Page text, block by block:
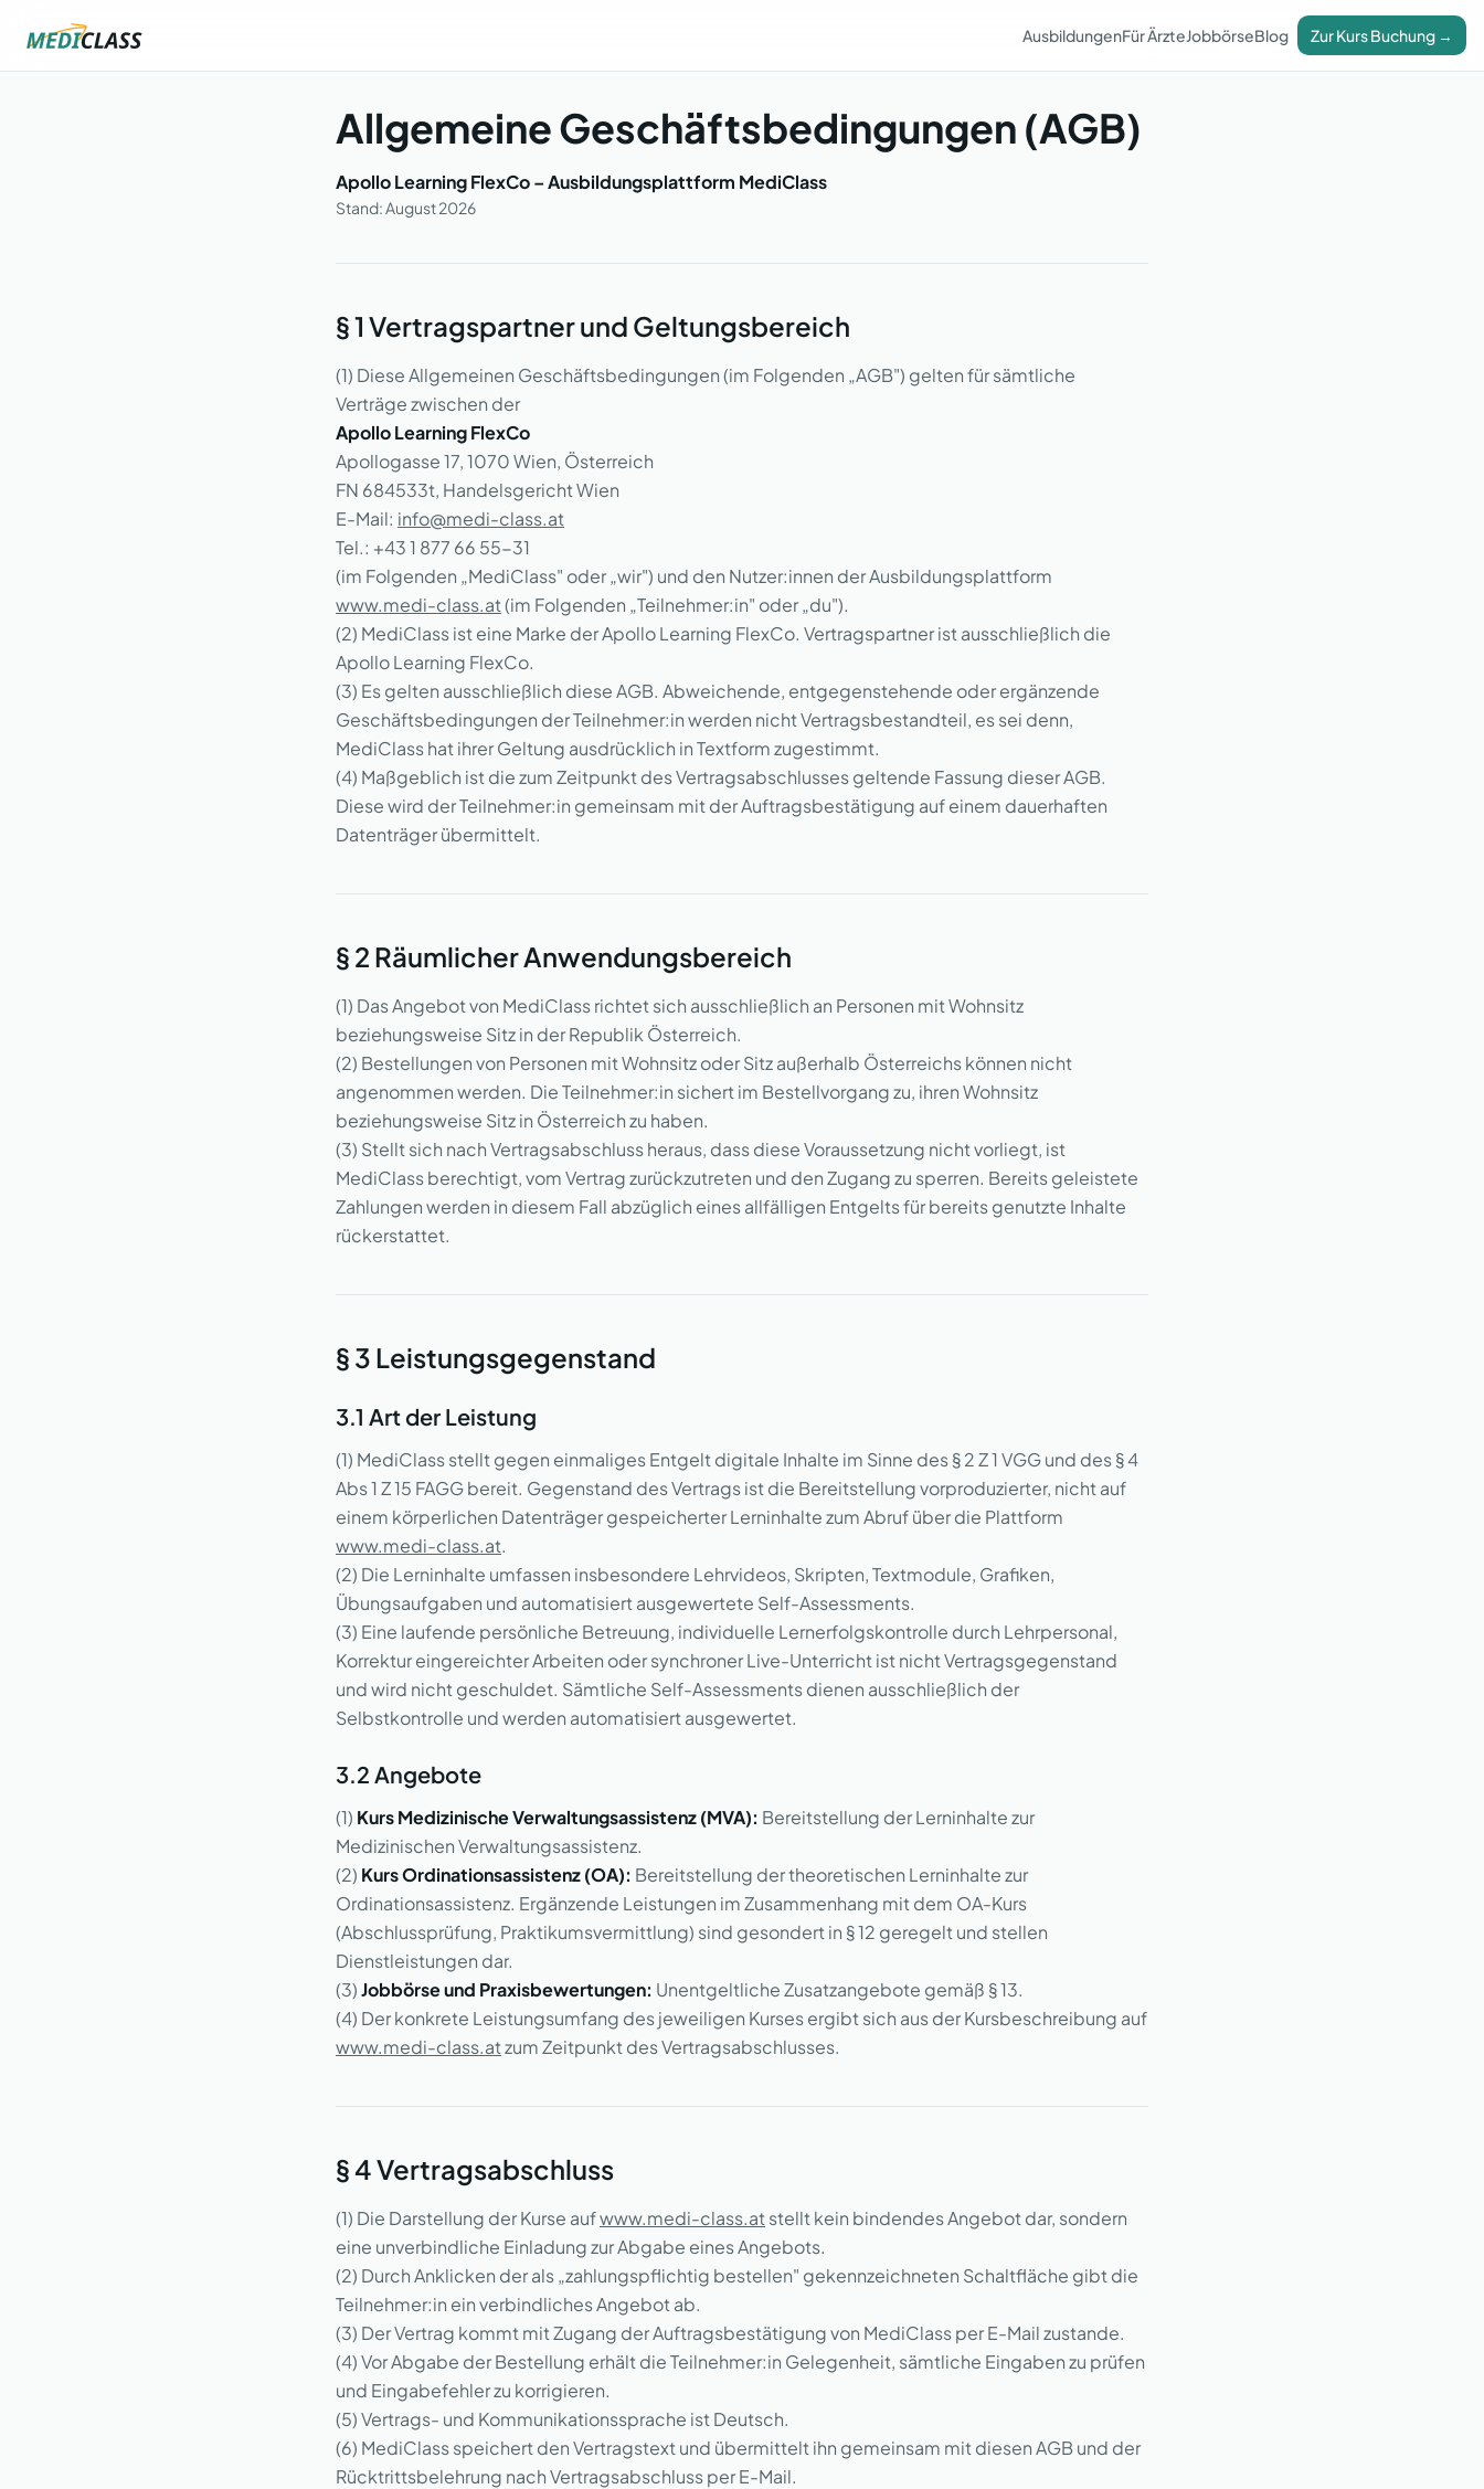
AusbildungenFür ÄrzteJobbörseBlog Zur Kurs Buchung →
Allgemeine Geschäftsbedingungen (AGB)
Apollo Learning FlexCo – Ausbildungsplattform MediClass
Stand: August 2026
§ 1 Vertragspartner und Geltungsbereich
(1) Diese Allgemeinen Geschäftsbedingungen (im Folgenden „AGB") gelten für sämtliche
Verträge zwischen der
Apollo Learning FlexCo
Apollogasse 17, 1070 Wien, Österreich
FN 684533t, Handelsgericht Wien
E-Mail: info@medi-class.at
Tel.: +43 1 877 66 55-31
(im Folgenden „MediClass" oder „wir") und den Nutzer:innen der Ausbildungsplattform
www.medi-class.at(im Folgenden „Teilnehmer:in" oder „du").
(2) MediClass ist eine Marke der Apollo Learning FlexCo. Vertragspartner ist ausschließlich die
Apollo Learning FlexCo.
(3) Es gelten ausschließlich diese AGB. Abweichende, entgegenstehende oder ergänzende
Geschäftsbedingungen der Teilnehmer:in werden nicht Vertragsbestandteil, es sei denn,
MediClass hat ihrer Geltung ausdrücklich in Textform zugestimmt.
(4) Maßgeblich ist die zum Zeitpunkt des Vertragsabschlusses geltende Fassung dieser AGB.
Diese wird der Teilnehmer:in gemeinsam mit der Auftragsbestätigung auf einem dauerhaften
Datenträger übermittelt.
§ 2 Räumlicher Anwendungsbereich
(1) Das Angebot von MediClass richtet sich ausschließlich an Personen mit Wohnsitz
beziehungsweise Sitz in der Republik Österreich.
(2) Bestellungen von Personen mit Wohnsitz oder Sitz außerhalb Österreichs können nicht
angenommen werden. Die Teilnehmer:in sichert im Bestellvorgang zu, ihren Wohnsitz
beziehungsweise Sitz in Österreich zu haben.
(3) Stellt sich nach Vertragsabschluss heraus, dass diese Voraussetzung nicht vorliegt, ist
MediClass berechtigt, vom Vertrag zurückzutreten und den Zugang zu sperren. Bereits geleistete
Zahlungen werden in diesem Fall abzüglich eines allfälligen Entgelts für bereits genutzte Inhalte
rückerstattet.
§ 3 Leistungsgegenstand
3.1 Art der Leistung
(1) MediClass stellt gegen einmaliges Entgelt digitale Inhalte im Sinne des § 2 Z 1 VGG und des § 4
Abs 1 Z 15 FAGG bereit. Gegenstand des Vertrags ist die Bereitstellung vorproduzierter, nicht auf
einem körperlichen Datenträger gespeicherter Lerninhalte zum Abruf über die Plattform
www.medi-class.at.
(2) Die Lerninhalte umfassen insbesondere Lehrvideos, Skripten, Textmodule, Grafiken,
Übungsaufgaben und automatisiert ausgewertete Self-Assessments.
(3) Eine laufende persönliche Betreuung, individuelle Lernerfolgskontrolle durch Lehrpersonal,
Korrektur eingereichter Arbeiten oder synchroner Live-Unterricht ist nicht Vertragsgegenstand
und wird nicht geschuldet. Sämtliche Self-Assessments dienen ausschließlich der
Selbstkontrolle und werden automatisiert ausgewertet.
3.2 Angebote
(1) Kurs Medizinische Verwaltungsassistenz (MVA): Bereitstellung der Lerninhalte zur
Medizinischen Verwaltungsassistenz.
(2) Kurs Ordinationsassistenz (OA): Bereitstellung der theoretischen Lerninhalte zur
Ordinationsassistenz. Ergänzende Leistungen im Zusammenhang mit dem OA-Kurs
(Abschlussprüfung, Praktikumsvermittlung) sind gesondert in § 12 geregelt und stellen
Dienstleistungen dar.
(3)Jobbörse und Praxisbewertungen: Unentgeltliche Zusatzangebote gemäß § 13.
(4) Der konkrete Leistungsumfang des jeweiligen Kurses ergibt sich aus der Kursbeschreibung auf
www.medi-class.atzum Zeitpunkt des Vertragsabschlusses.
§ 4 Vertragsabschluss
(1) Die Darstellung der Kurse aufwww.medi-class.at stellt kein bindendes Angebot dar, sondern
eine unverbindliche Einladung zur Abgabe eines Angebots.
(2) Durch Anklicken der als „zahlungspflichtig bestellen" gekennzeichneten Schaltfläche gibt die
Teilnehmer:in ein verbindliches Angebot ab.
(3) Der Vertrag kommt mit Zugang der Auftragsbestätigung von MediClass per E-Mail zustande.
(4) Vor Abgabe der Bestellung erhält die Teilnehmer:in Gelegenheit, sämtliche Eingaben zu prüfen
und Eingabefehler zu korrigieren.
(5) Vertrags- und Kommunikationssprache ist Deutsch.
(6) MediClass speichert den Vertragstext und übermittelt ihn gemeinsam mit diesen AGB und der
Rücktrittsbelehrung nach Vertragsabschluss per E-Mail.